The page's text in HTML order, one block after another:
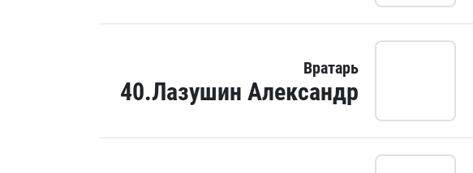
Вратарь
40.Лазушин Александр